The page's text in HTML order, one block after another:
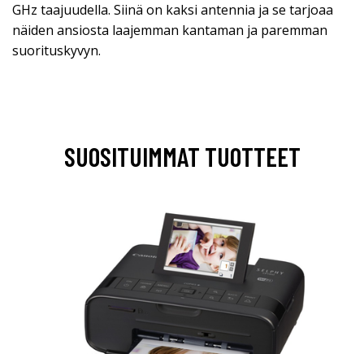
GHz taajuudella. Siinä on kaksi antennia ja se tarjoaa
näiden ansiosta laajemman kantaman ja paremman
suorituskyvyn.
SUOSITUIMMAT TUOTTEET